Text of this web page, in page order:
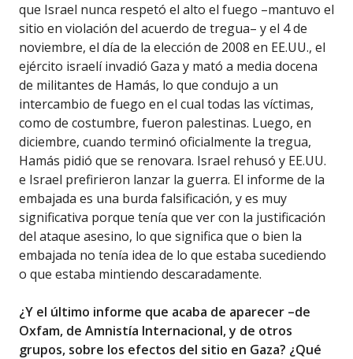
que Israel nunca respetó el alto el fuego –mantuvo el
sitio en violación del acuerdo de tregua– y el 4 de
noviembre, el día de la elección de 2008 en EE.UU., el
ejército israelí invadió Gaza y mató a media docena
de militantes de Hamás, lo que condujo a un
intercambio de fuego en el cual todas las víctimas,
como de costumbre, fueron palestinas. Luego, en
diciembre, cuando terminó oficialmente la tregua,
Hamás pidió que se renovara. Israel rehusó y EE.UU.
e Israel prefirieron lanzar la guerra. El informe de la
embajada es una burda falsificación, y es muy
significativa porque tenía que ver con la justificación
del ataque asesino, lo que significa que o bien la
embajada no tenía idea de lo que estaba sucediendo
o que estaba mintiendo descaradamente.
¿Y el último informe que acaba de aparecer –de
Oxfam, de Amnistía Internacional, y de otros
grupos, sobre los efectos del sitio en Gaza? ¿Qué